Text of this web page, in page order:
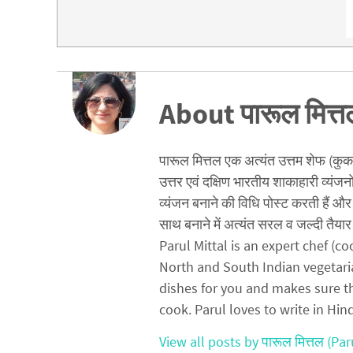
About पारूल
पारूल मित्तल एक अत्यंत उत्तम शेफ
उत्तर एवं दक्षिण भारतीय शाकाहारी
व्यंजन बनाने की विधि पोस्ट करती हैं
साथ बनाने में अत्यंत सरल व जल्दी
Parul Mittal is an expert chef
North and South Indian
dishes for you and makes sure
cook. Parul loves to write in
View all posts by पारूल मित्तल